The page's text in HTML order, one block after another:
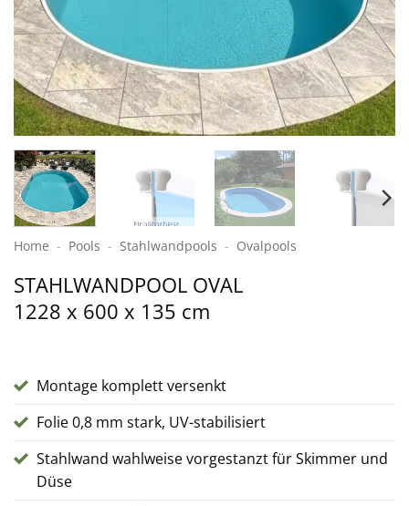
Home - Pools - Stahlwand­pools - Ovalpools
STAHL­WAND­POOL OVAL
1228 x 600 x 135 cm
Montage komplett versenkt
Folie 0,8 mm stark, UV-stabilisiert
Stahlwand wahlweise vorgestanzt für Skimmer und
Düse